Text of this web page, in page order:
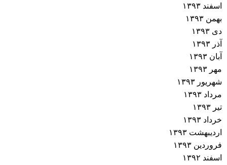
اسفند ۱۳۹۳
بهمن ۱۳۹۳
دی ۱۳۹۳
آذر ۱۳۹۳
آبان ۱۳۹۳
مهر ۱۳۹۳
شهریور ۱۳۹۳
مرداد ۱۳۹۳
تیر ۱۳۹۳
خرداد ۱۳۹۳
اردیبهشت ۱۳۹۳
فروردین ۱۳۹۳
اسفند ۱۳۹۲